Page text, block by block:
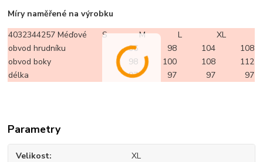
Míry naměřené na výrobku
4032344257 Méďové
S M L
XL
obvod hrudníku
96 98 104
108
obvod boky
98 100 108
112
délka
97 97 97 97
Parametry
Velikost XL